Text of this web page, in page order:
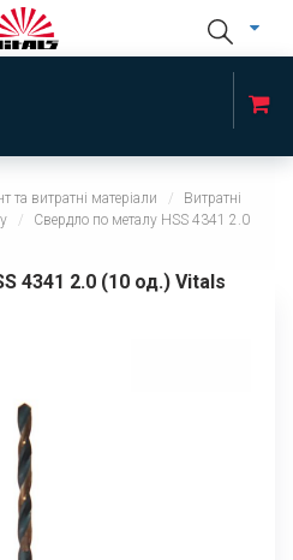
та витратні матеріали
Витратні
Свердло по металу HSS 4341 2.0
4341 2.0 (10 од.) Vitals